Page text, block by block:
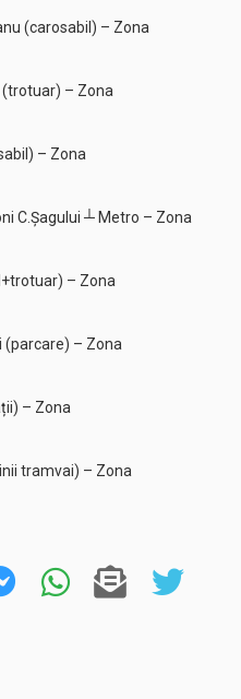
(carosabil) – Zona
– Zona
– Zona
┴ Metro – Zona
– Zona
– Zona
– Zona
tramvai) – Zona